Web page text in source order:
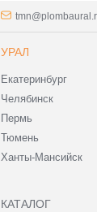
УРАЛ
Екатеринбург
Челябинск
Пермь
Тюмень
Ханты-Мансийск
КАТАЛОГ